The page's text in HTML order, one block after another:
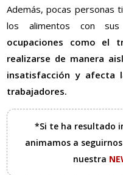
Además, pocas personas
los alimentos con
ocupaciones como el
realizarse de manera
insatisfacción y afecta
trabajadores.
*Si te ha resultado
animamos a
nuestra